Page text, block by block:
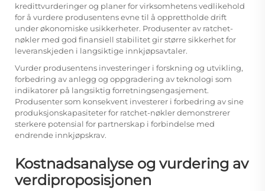
kredittvurderinger og planer for virksomhetens vedlikehold
for å vurdere produsentens evne til å opprettholde drift
under økonomiske usikkerheter. Produsenter av ratchet-
nøkler med god finansiell stabilitet gir større sikkerhet for
leveranskjeden i langsiktige innkjøpsavtaler.
Vurder produsentens investeringer i forskning og utvikling,
forbedring av anlegg og oppgradering av teknologi som
indikatorer på langsiktig forretningsengasjement.
Produsenter som konsekvent investerer i forbedring av sine
produksjonskapasiteter for ratchet-nøkler demonstrerer
sterkere potensial for partnerskap i forbindelse med
endrende innkjøpskrav.
Kostnadsanalyse og vurdering av
verdiproposisjonen